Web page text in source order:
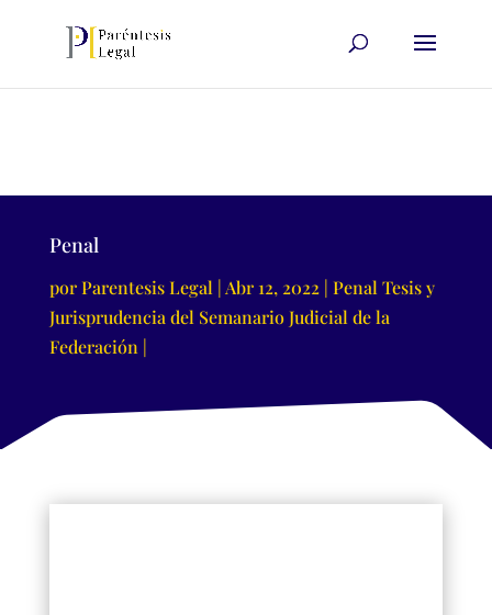
Penal
porParentesis Legal Abr 12, 2022 Penal Tesis y
Jurisprudencia del Semanario Judicial de la
Federación